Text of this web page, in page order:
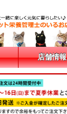
店舗情報